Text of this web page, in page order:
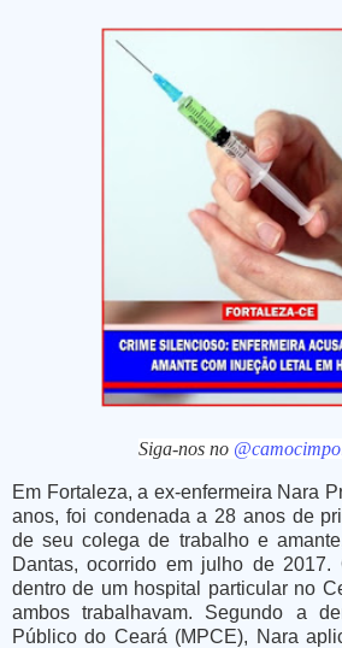
Siga-nos no
Em Fortaleza, a ex-enfermeira Nara
anos, foi condenada a 28 anos de
de seu colega de trabalho e
Dantas, ocorrido em julho de 2017.
dentro de um hospital particular no
ambos trabalhavam. Segundo a
Público do Ceará (MPCE), Nara